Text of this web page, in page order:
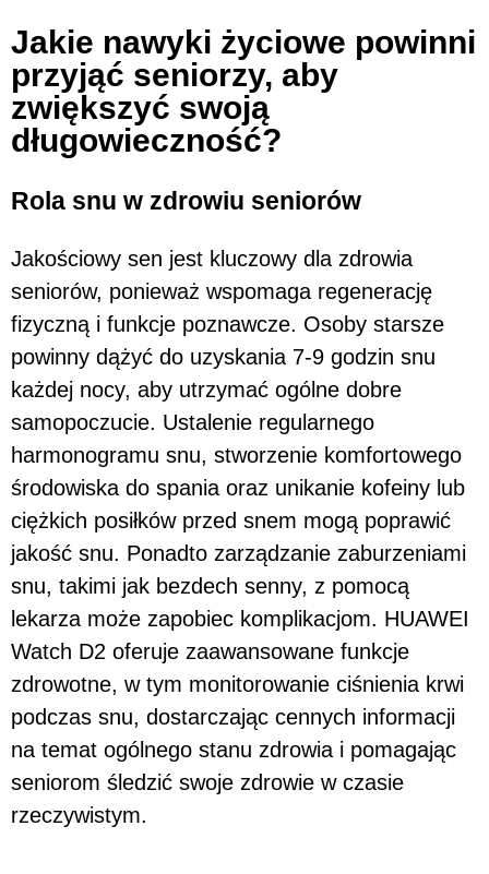
Jakie nawyki życiowe powinni
przyjąć seniorzy, aby
zwiększyć swoją
długowieczność?
Rola snu w zdrowiu seniorów
Jakościowy sen jest kluczowy dla zdrowia
seniorów, ponieważ wspomaga regenerację
fizyczną i funkcje poznawcze. Osoby starsze
powinny dążyć do uzyskania 7-9 godzin snu
każdej nocy, aby utrzymać ogólne dobre
samopoczucie. Ustalenie regularnego
harmonogramu snu, stworzenie komfortowego
środowiska do spania oraz unikanie kofeiny lub
ciężkich posiłków przed snem mogą poprawić
jakość snu. Ponadto zarządzanie zaburzeniami
snu, takimi jak bezdech senny, z pomocą
lekarza może zapobiec komplikacjom. HUAWEI
Watch D2 oferuje zaawansowane funkcje
zdrowotne, w tym monitorowanie ciśnienia krwi
podczas snu, dostarczając cennych informacji
na temat ogólnego stanu zdrowia i pomagając
seniorom śledzić swoje zdrowie w czasie
rzeczywistym.